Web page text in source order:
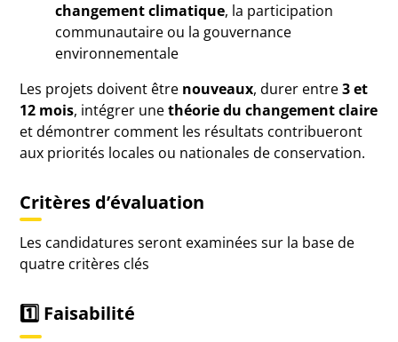
changement climatique, la participation
communautaire ou la gouvernance
environnementale
Les projets doivent être nouveaux, durer entre3 et
12 mois, intégrer unethéorie du changement claire
et démontrer comment les résultats contribueront
aux priorités locales ou nationales de conservation.
Critères d’évaluation
Les candidatures seront examinées sur la base de
quatre critères clés
1️⃣ Faisabilité